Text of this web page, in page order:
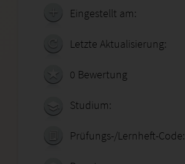
Eingestellt am:
Letzte Aktualisierung:
0 Bewertung
Studium:
Prüfungs-/Lernheft-Code: